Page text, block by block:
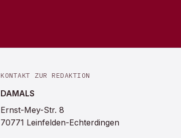
KONTAKT ZUR REDAKTION
DAMALS
Ernst-Mey-Str. 8
70771 Leinfelden-Echterdingen